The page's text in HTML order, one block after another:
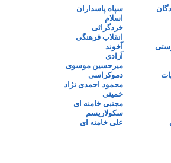
سپاه پاسداران
اسلام
خردگرائی
انقلاب فرهنگی
آخوند
آزادی
میرحسین موسوی
دموکراسی
محمود احمدی نژاد
خمینی
مجتبی خامنه ای
سکولاریسم
علی خامنه ای